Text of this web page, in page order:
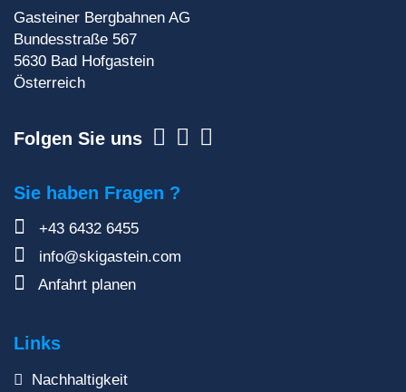
Zur Newsletteranmeldung
Gasteiner Bergbahnen AG
Bundesstraße 567
5630 Bad Hofgastein
Österreich
Folgen Sie uns
Sie haben Fragen ?
+43 6432 6455
info@skigastein.com
Anfahrt planen
Links
Nachhaltigkeit